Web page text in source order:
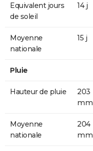
Equivalent jours
de soleil
14 j
Moyenne
nationale
15 j
Pluie
Hauteur de pluie
203
mm
Moyenne
nationale
204
mm